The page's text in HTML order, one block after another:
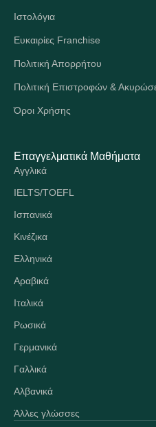
Ιστολόγια
Ευκαιρίες Franchise
Πολιτική Απορρήτου
Πολιτική Επιστροφών &
Όροι Χρήσης
Επαγγελματικά Μαθήματα
Αγγλικά
IELTS/TOEFL
Ισπανικά
Κινέζικα
Ελληνικά
Αραβικά
Ιταλικά
Ρωσικά
Γερμανικά
Γαλλικά
Αλβανικά
Άλλες γλώσσες